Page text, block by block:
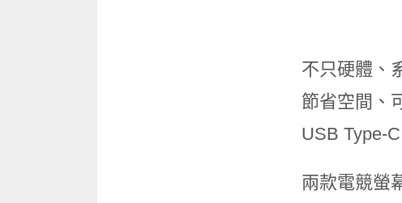
不只硬體、
節省空間、
USB Type-
兩款電競螢